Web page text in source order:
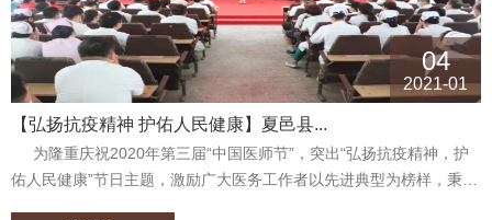
04
2021-01
【弘扬抗疫精神 护佑人民健康】夏邑县...
为隆重庆祝2020年第三届“中国医师节”，突出“弘扬抗疫精神，护
佑人民健康”节日主题，激励广大医务工作者以先进典型为榜样，秉承